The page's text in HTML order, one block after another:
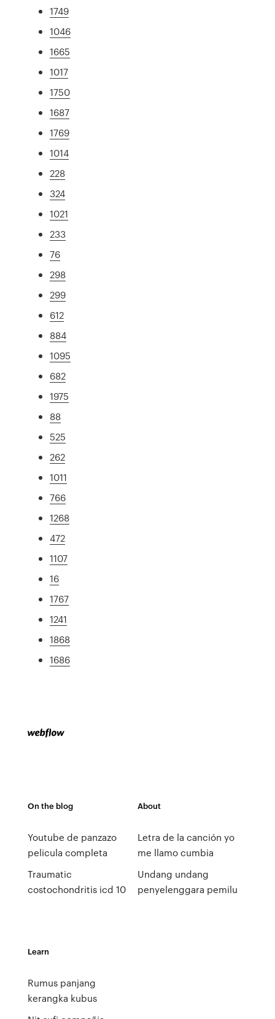
1749
1046
1665
1017
1750
1687
1769
1014
228
324
1021
233
76
298
299
612
884
1095
682
1975
88
525
262
1011
766
1268
472
1107
16
1767
1241
1868
1686
On the blog
Youtube de panzazo
pelicula completa
Traumatic
costochondritis icd 10
About
Letra de la canción yo
me llamo cumbia
Undang undang
penyelenggara pemilu
Learn
Rumus panjang
kerangka kubus